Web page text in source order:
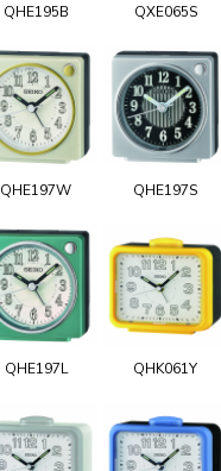
QHE195B QXE065S
QHE197W QHE197S
QHE197L QHK061Y